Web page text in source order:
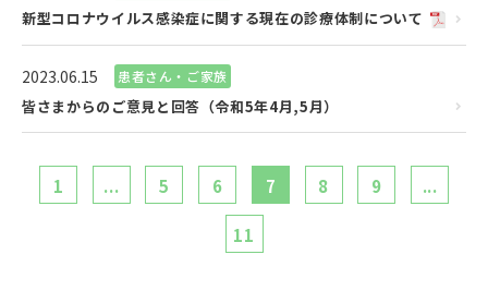
新型コロナウイルス感染症に関する現在の診療体制について
2023.06.15 患者さん・ご家族
皆さまからのご意見と回答（令和5年4月,5月）
1 ... 5 6 7 8 9 ...
11